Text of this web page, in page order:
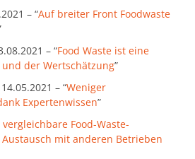
– “Auf breiter Front Foodwaste
– “Food Waste ist eine
und der Wertschätzung”
– “Weniger
Expertenwissen”
Food-Waste-
mit anderen Betrieben